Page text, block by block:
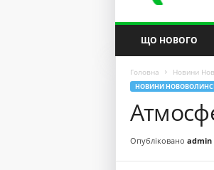
ЩО НОВОГО
Головна Новини
НОВИНИ
Опубліковано admin